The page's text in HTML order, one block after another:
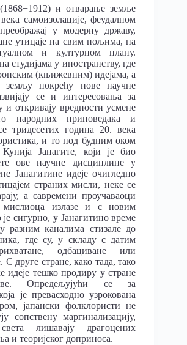
и отварање земље
самоизолације, феудалном
у модерну државу,
утицаје на свим пољима, па
и културном плану.
студијама у иностранству, где
(књижевним) идејама, а
покрећу нове научне
се и интересовања за
и откривају вредности усмене
народних приповедака и
тридесетих година 20. века
и то под будним оком
Јанагите, који је био
ове научне дисциплине у
Јанагитине идеје очигледно
страних мисли, неке се
а савремени проучаваоци
мислиоца излазе и с новим
је сигурно, у Јанагитино време
разним каналима стизале до
где су, у складу с датим
одбациване или
С друге стране, како тада, тако
идеје тешко продиру у стране
Опредељујући се за
је превасходно узрокована
јапански фолклористи не
сопствену маргинализацију,
лишавају драгоцених
и теоријског доприноса.